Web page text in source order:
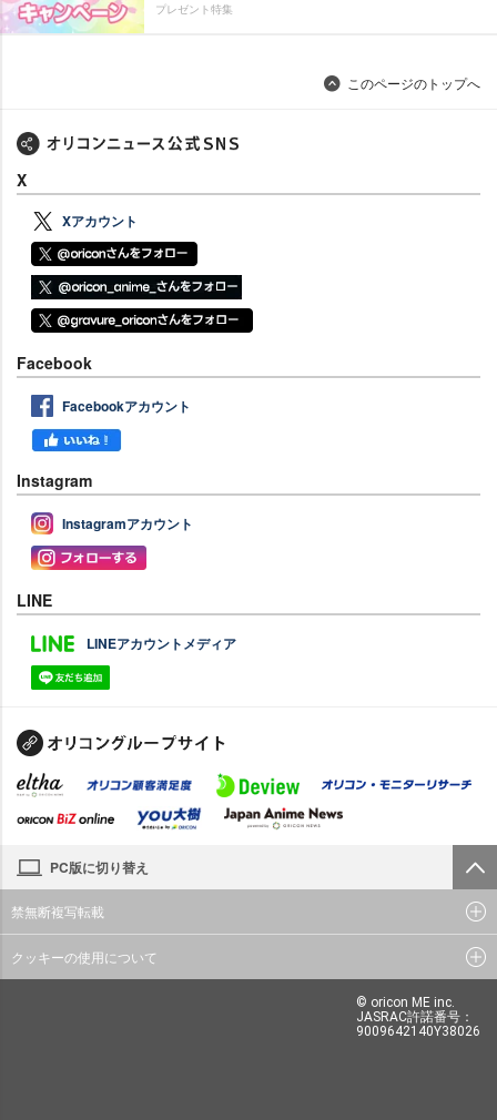
プレゼント特集
このページのトップへ
X
Xアカウント
Facebook
Facebookアカウント
Instagram
Instagramアカウント
LINE
LINEアカウントメディア
PC版に切り替え
禁無断複写転載
クッキーの使用について
© oricon ME inc.
JASRAC許諾番号：
9009642140Y38026